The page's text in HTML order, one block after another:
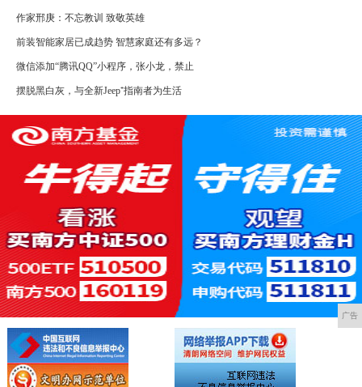
作家邢庚：不忘教训 致敬英雄
前装智能家居已成趋势 智慧家庭还有多远？
微信添加“腾讯QQ”小程序，张小龙，禁止
摆脱黑白灰，与全新Jeep⁺指南者为生活
广告